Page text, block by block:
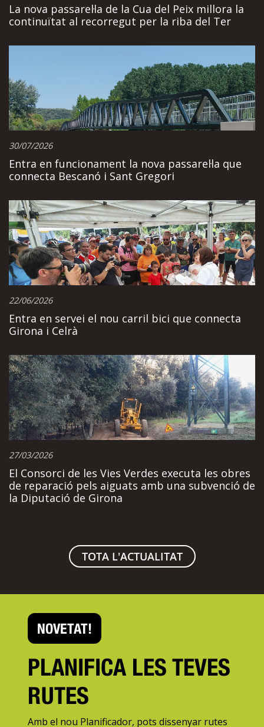
La nova passarel·la de la Cua del Peix millora la
continuïtat al recorregut per la riba del Ter
30/07/2026
Entra en funcionament la nova passarel·la que
connecta Bescanó i Sant Gregori
22/06/2026
Entra en servei el nou carril bici que connecta
Girona i Celrà
27/03/2026
El Consorci de les Vies Verdes executa les obres
de reparació pels aiguats amb una subvenció de
la Diputació de Girona
TOTA L'ACTUALITAT
NOVETAT!
PLANIFICA LES TEVES
RUTES
Amb el nou Planificador, pots dissenyar rutes